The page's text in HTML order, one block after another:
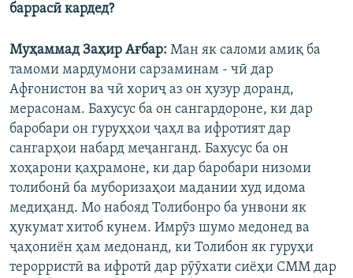
баррасӣ кардед?
Муҳаммад Заҳир Ағбар: Ман як саломи амиқ ба
тамоми мардумони сарзаминам - чӣ дар
Афғонистон ва чӣ хориҷ аз он ҳузур доранд,
мерасонам. Бахусус ба он сангардороне, ки дар
баробари он гуруҳҳои ҷаҳл ва ифротият дар
сангарҳои набард меҷанганд. Бахусус ба он
хоҳарони қаҳрамоне, ки дар баробари низоми
толибонӣ ба муборизаҳои мадании худ идома
медиҳанд. Мо набояд Толибонро ба унвони як
ҳукумат хитоб кунем. Имрӯз шумо медонед ва
ҷаҳониён ҳам медонанд, ки Толибон як гуруҳи
терорристӣ ва ифротӣ дар рӯӯхати сиёҳи СММ дар